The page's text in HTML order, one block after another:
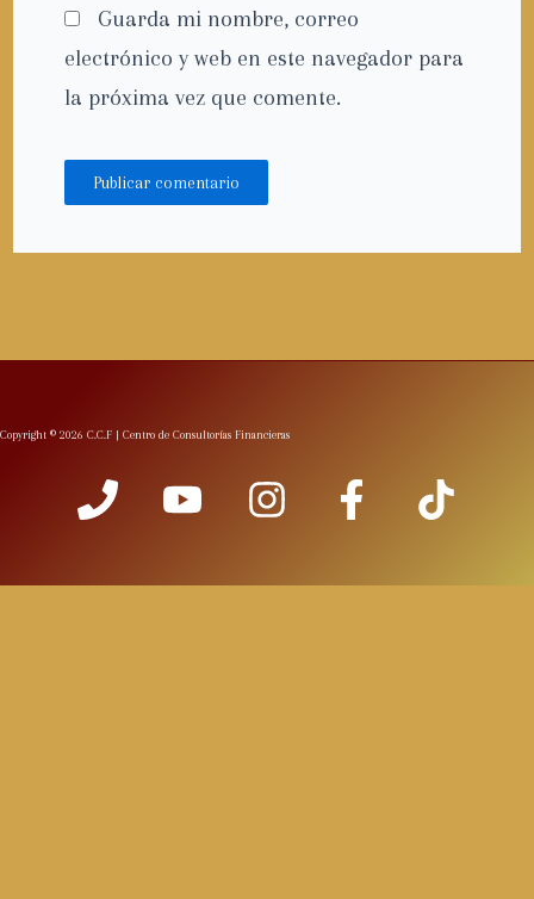
Guarda mi nombre, correo
electrónico y web en este navegador para
la próxima vez que comente.
Copyright © 2026 C.C.F | Centro de Consultorías Financieras